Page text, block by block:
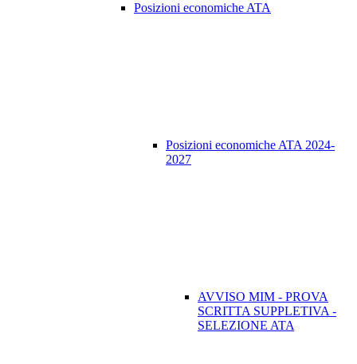
Posizioni economiche ATA
Posizioni economiche ATA 2024-
2027
AVVISO MIM - PROVA
SCRITTA SUPPLETIVA -
SELEZIONE ATA